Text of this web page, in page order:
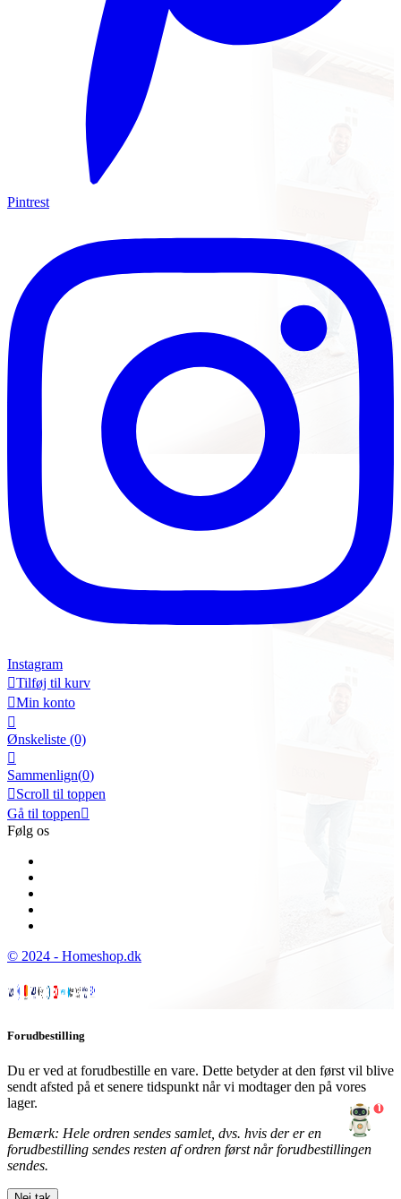
Pintrest
Instagram
Tilføj til kurv
Min konto

Ønskeliste (0)

Sammenlign(0)
Scroll til toppen
Gå til toppen
Følg os
© 2024 - Homeshop.dk
Forudbestilling
Du er ved at forudbestille en vare. Dette betyder at den først vil blive
sendt afsted på et senere tidspunkt når vi modtager den på vores
lager.
Bemærk: Hele ordren sendes samlet, dvs. hvis der er en
forudbestilling sendes resten af ordren først når forudbestillingen
sendes.
1